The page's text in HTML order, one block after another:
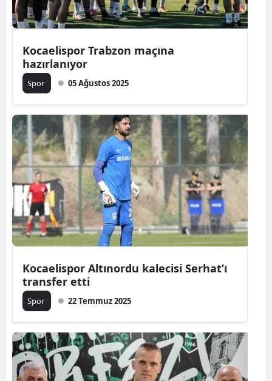
Kocaelispor Trabzon maçına
hazırlanıyor
Spor 05 Ağustos 2025
Kocaelispor Altınordu kalecisi Serhat’ı
transfer etti
Spor 22 Temmuz 2025